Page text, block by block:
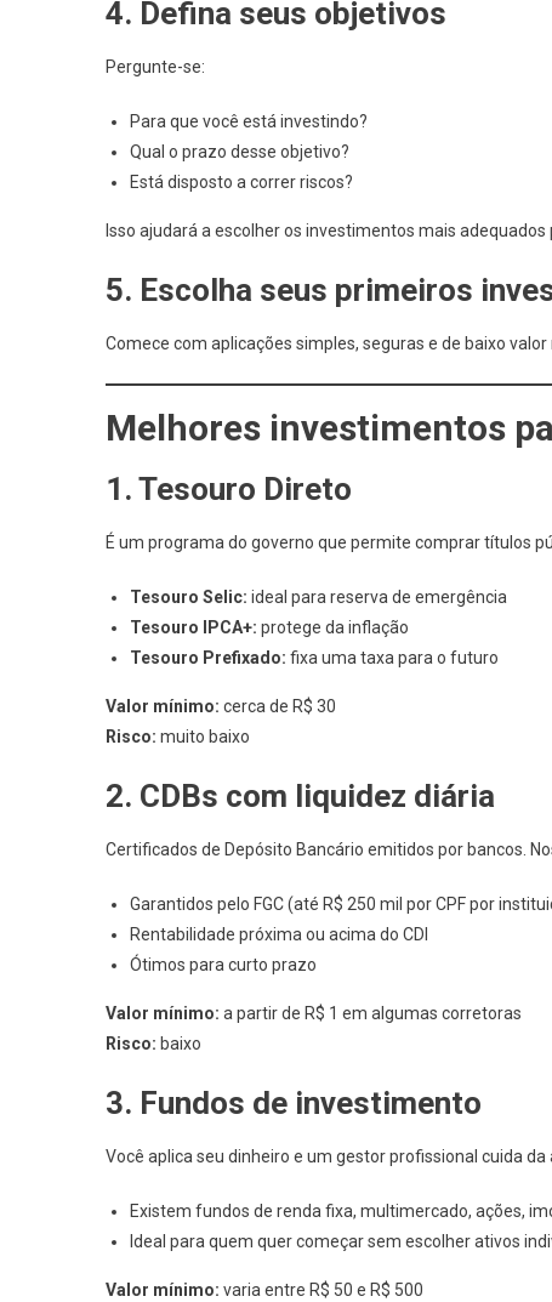
4. Defina seus objetivos
Pergunte-se:
Para que você está investindo?
Qual o prazo desse objetivo?
Está disposto a correr riscos?
Isso ajudará a escolher os investimentos mais adequados
5. Escolha seus primeiros
Comece com aplicações simples, seguras e de baixo
Melhores investimentos
1. Tesouro Direto
É um programa do governo que permite comprar títulos
Tesouro Selic: ideal para reserva de emergência
Tesouro IPCA+: protege da inflação
Tesouro Prefixado: fixa uma taxa para o futuro
Valor mínimo: cerca de R$ 30
Risco: muito baixo
2. CDBs com liquidez diária
Certificados de Depósito Bancário emitidos por bancos.
Garantidos pelo FGC (até R$ 250 mil por CPF por
Rentabilidade próxima ou acima do CDI
Ótimos para curto prazo
Valor mínimo: a partir de R$ 1 em algumas corretoras
Risco: baixo
3. Fundos de investimento
Você aplica seu dinheiro e um gestor profissional cuida da
Existem fundos de renda fixa, multimercado, ações,
Ideal para quem quer começar sem escolher ativos
Valor mínimo: varia entre R$ 50 e R$ 500